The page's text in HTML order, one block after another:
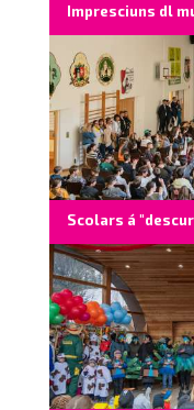
Impresciuns dl
Scolars á